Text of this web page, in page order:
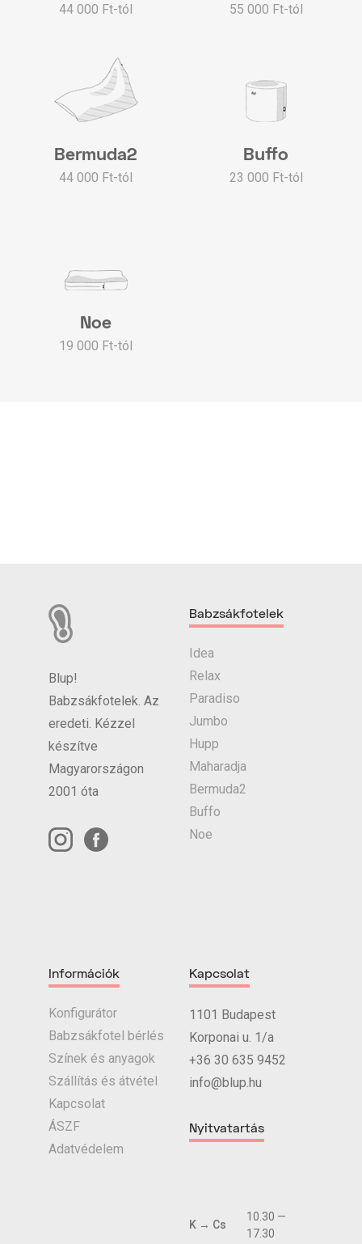
44 000 Ft-tól 55 000 Ft-tól
Bermuda2
44 000 Ft-tól
Buffo
23 000 Ft-tól
Noe
19 000 Ft-tól
Blup!
Babzsákfotelek. Az
eredeti. Kézzel
készítve
Magyarországon
2001 óta
Babzsákfotelek
Idea
Relax
Paradiso
Jumbo
Hupp
Maharadja
Bermuda2
Buffo
Noe
Információk
Konfigurátor
Babzsákfotel bérlés
Színek és anyagok
Szállítás és átvétel
Kapcsolat
ÁSZF
Adatvédelem
Kapcsolat
1101 Budapest
Korponai u. 1/a
+36 30 635 9452
info@blup.hu
Nyitvatartás
K → Cs
10.30 —
17.30